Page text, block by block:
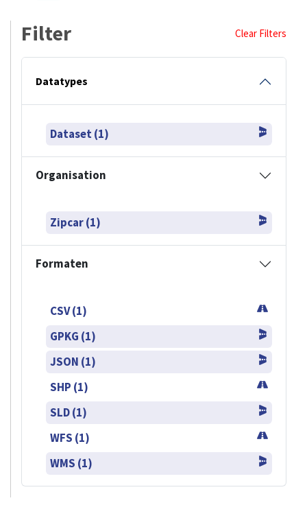
Filter Clear Filters
Datatypes
Dataset (1)
Organisation
Zipcar (1)
Formaten
CSV (1)
GPKG (1)
JSON (1)
SHP (1)
SLD (1)
WFS (1)
WMS (1)